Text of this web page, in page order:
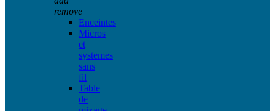
remove
Enceintes
Micros
et
systemes
sans
fil
Table
de